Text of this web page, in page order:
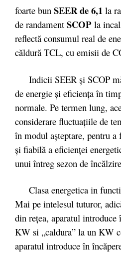
foarte bun SEER de 6,1 la
de randament SCOP la
reflectă consumul real de
căldură TCL, cu emisii de
Indicii SEER şi SCOP
de energie şi eficienţa în
normale. Pe termen lung,
considerare fluctuaţiile de
în modul aşteptare, pentru
şi fiabilă a eficienţei
unui întreg sezon de
Clasa energetica in
Mai pe intelesul tuturor,
din reţea, aparatul introduce
KW si „caldura” la un KW
aparatul introduce în